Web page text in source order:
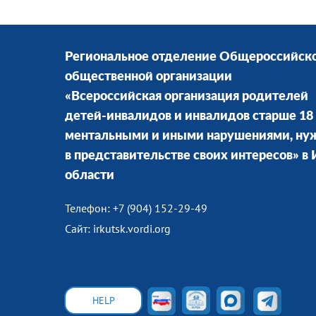
Региональное отделение
общественной организации
«Всероссийская организация родителей
детей-инвалидов и инвалидов старше 18
ментальными и иными нарушениями,
в представительстве своих интересов» в
области
Телефон: +7 (904) 152-29-49
Сайт: irkutsk.vordi.org
HELP